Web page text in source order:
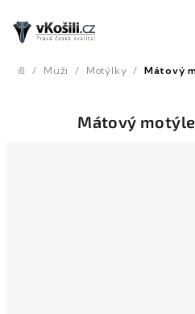
obsah
Domů
/ Muži / Motýlky / Mátový
Mátový